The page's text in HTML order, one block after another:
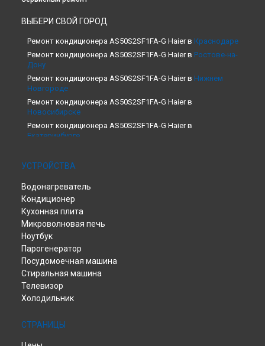
ВЫБЕРИ СВОЙ ГОРОД
Ремонт кондиционера AS50S2SF1FA-G Haier в Краснодаре
Ремонт кондиционера AS50S2SF1FA-G Haier в Ростове-на-
Дону
Ремонт кондиционера AS50S2SF1FA-G Haier в Нижнем
Новгороде
Ремонт кондиционера AS50S2SF1FA-G Haier в
Новосибирске
Ремонт кондиционера AS50S2SF1FA-G Haier в
Екатеринбурге
Ремонт кондиционера AS50S2SF1FA-G Haier в
Петербурге
УСТРОЙСТВА
Водонагреватель
Кондиционер
Кухонная плита
Микроволновая печь
Ноутбук
Парогенератор
Посудомоечная машина
Стиральная машина
Телевизор
Холодильник
СТРАНИЦЫ